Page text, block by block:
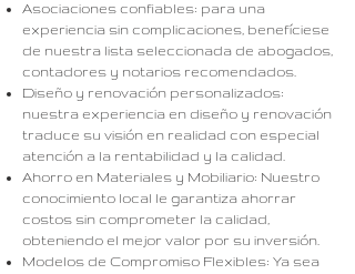
Asociaciones confiables: para una
experiencia sin complicaciones, benefíciese
de nuestra lista seleccionada de abogados,
contadores y notarios recomendados.
Diseño y renovación personalizados:
nuestra experiencia en diseño y renovación
traduce su visión en realidad con especial
atención a la rentabilidad y la calidad.
Ahorro en Materiales y Mobiliario: Nuestro
conocimiento local le garantiza ahorrar
costos sin comprometer la calidad,
obteniendo el mejor valor por su inversión.
Modelos de Compromiso Flexibles: Ya sea